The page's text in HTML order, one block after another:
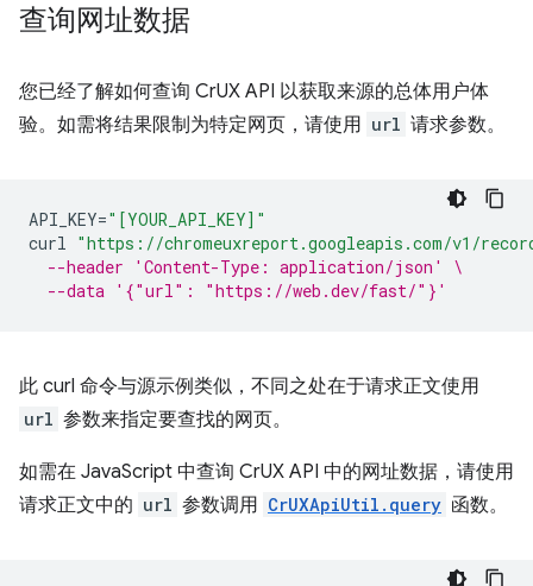
查询网址数据
您已经了解如何查询 CrUX API 以获取来源的总体用户体
验。如需将结果限制为特定网页，请使用 url 请求参数。
API_KEY="[YOUR_API_KEY]"
curl "https://chromeuxreport.googleapis.com/v1/
--header 'Content-Type: application/json' \
--data '{"url": "https://web.dev/fast/"}'
此 curl 命令与源示例类似，不同之处在于请求正文使用
url 参数来指定要查找的网页。
如需在 JavaScript 中查询 CrUX API 中的网址数据，请使用
请求正文中的 url 参数调用 CrUXApiUtil.query 函数。